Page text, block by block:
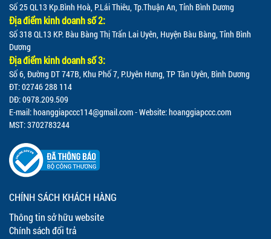
Số 25 QL13 Kp.Bình Hoà, P.Lái Thiêu, Tp.Thuận An, Tỉnh Bình Dương
Địa điểm kinh doanh số 2:
Số 318 QL13 KP. Bàu Bàng Thị Trấn Lai Uyên, Huyện Bàu Bàng, Tỉnh Bình
Dương
Địa điểm kinh doanh số 3:
Số 6, Đường DT 747B, Khu Phố 7, P.Uyên Hưng, TP Tân Uyên, Bình Dương
ĐT: 02746 288 114
DĐ: 0978.209.509
E-mail:hoanggiapccc114@gmail.com- Website: hoanggiapccc.com
MST: 3702783244
CHÍNH SÁCH KHÁCH HÀNG
Thông tin sở hữu website
Chính sách đổi trả